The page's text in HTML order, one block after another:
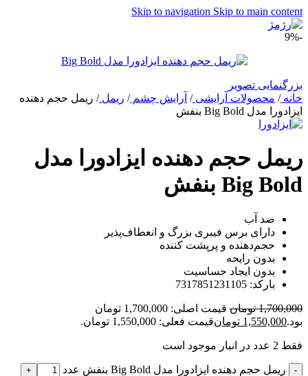
Skip to navigation Skip to main content
-9%
بزرگنمایی تصویر
خانه/ محصولات آرایشی/ آرایش چشم/ ریمل/ ریمل حجم دهنده
ایزادورا مدل Big Bold بنفش
ریمل حجم دهنده ایزادورا مدل
Big Bold بنفش
ضد آب
دارای برس فیبری بزرگ و انعطاف‌پذیر
حجم‌دهنده و پرپشت کننده
بدون رایحه
بدون ایجاد حساسیت
بارکد: 7317851231105
1,700,000 تومان
قیمت اصلی: 1,700,000 تومان
بود.1,550,000 تومانقیمت فعلی: 1,550,000 تومان.
فقط 2 عدد در انبار موجود است
- ریمل حجم دهنده ایزادورا مدل Big Bold بنفش عدد
+